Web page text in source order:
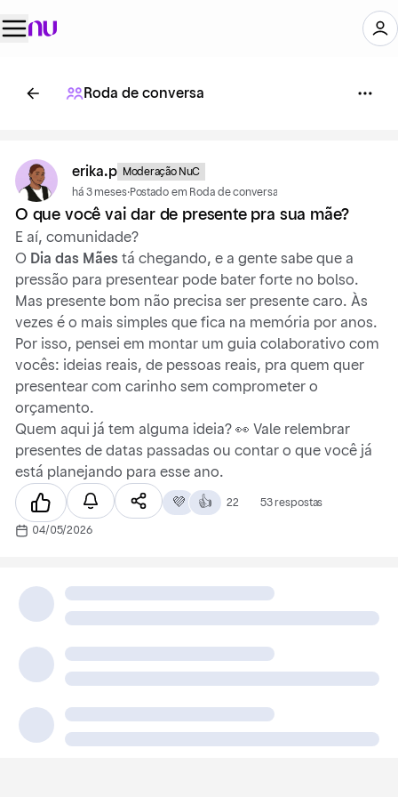
Roda de conversa
erika.p
Moderação NuC
há 3 meses·Postado em Roda de conversa
O que você vai dar de presente pra sua mãe?
E aí, comunidade?
O Dia das Mães tá chegando, e a gente sabe que a
pressão para presentear pode bater forte no bolso.
Mas presente bom não precisa ser presente caro. Às
vezes é o mais simples que fica na memória por anos.
Por isso, pensei em montar um guia colaborativo com
vocês: ideias reais, de pessoas reais, pra quem quer
presentear com carinho sem comprometer o
orçamento.
Quem aqui já tem alguma ideia? 👀 Vale relembrar
presentes de datas passadas ou contar o que você já
está planejando para esse ano.
💜 👍 22 53 respostas
04/05/2026